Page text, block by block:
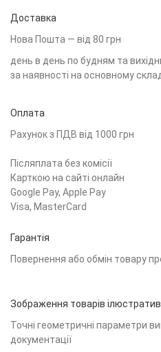
Доставка
Нова Пошта — від 80 грн
день в день по будням та
за наявності на основному
Оплата
Рахунок з ПДВ від 1000 грн
Післяплата без комісії
Карткою на сайті онлайн
Google Pay, Apple Pay
Visa, MasterCard
Гарантія
Повернення або обмін товару
Зображення товарів
Точні геометричні параметри
документації